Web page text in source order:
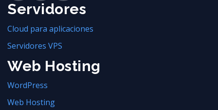
Servidores
Cloud para aplicaciones
Servidores VPS
Web Hosting
WordPress
Web Hosting